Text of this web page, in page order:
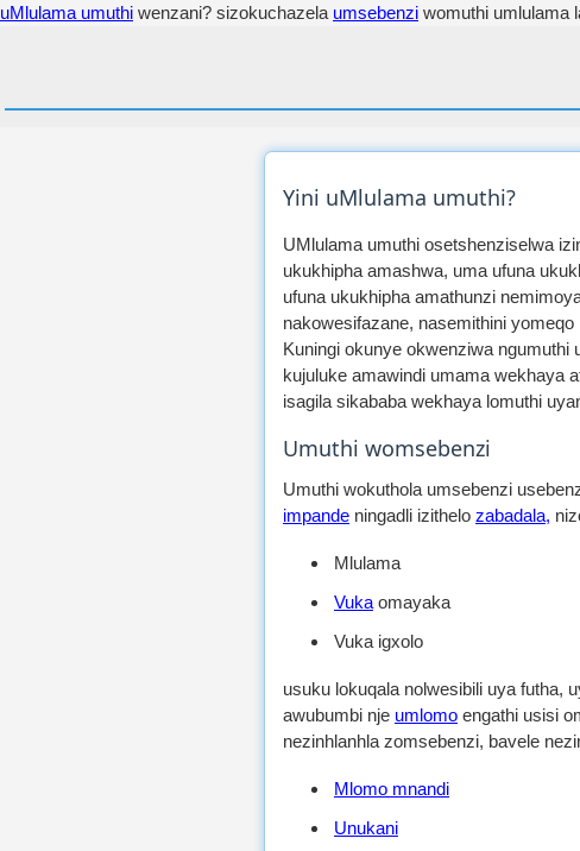
uMlulama umuthi wenzani? sizokuchazela umsebenzi womuthi umlulama
Yini uMlulama umuthi?
UMlulama umuthi osetshenziselwa
ukukhipha amashwa, uma ufuna
ufuna ukukhipha amathunzi
nakowesifazane, nasemithini
Kuningi okunye okwenziwa ngumuthi
kujuluke amawindi umama wekhaya
isagila sikababa wekhaya lomuthi
Umuthi womsebenzi
Umuthi wokuthola umsebenzi
impande ningadli izithelo zabadala,
Mlulama
Vuka omayaka
Vuka igxolo
usuku lokuqala nolwesibili uya futha,
awubumbi nje umlomo engathi usisi
nezinhlanhla zomsebenzi, bavele
Mlomo mnandi
Unukani